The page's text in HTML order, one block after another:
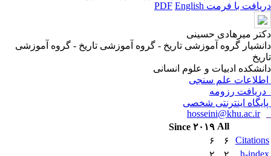
دریافت با فرمت PDF English
دکتر میرهادی حسینی
دانشیار گروه آموزشی تاریخ - گروه آموزشی تاریخ - گروه آموزشی
تاریخ
دانشکده ادبیات و علوم انسانی
اطلاعات علم سنجی
دریافت رزومه
پایگاه اینترنتی شخصی
hosseini@khu.ac.ir
All Since ۲۰۱۹
Citations
۶
۶
h-index